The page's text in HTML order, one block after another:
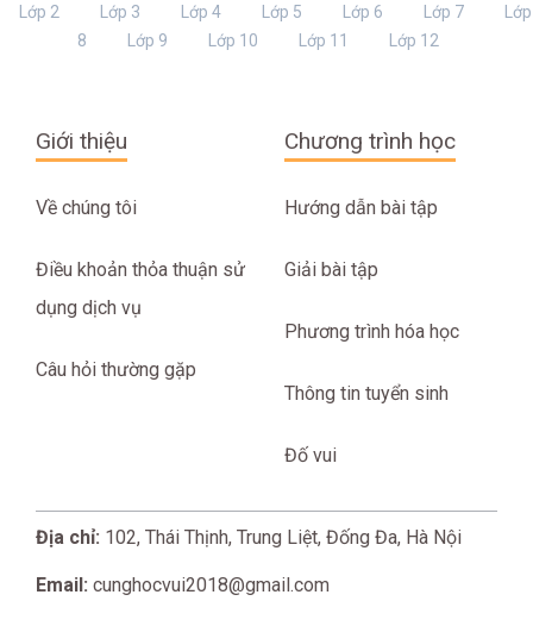
Lớp 2 Lớp 3 Lớp 4 Lớp 5 Lớp 6 Lớp 7
Lớp
8
Lớp 9 Lớp 10 Lớp 11 Lớp 12
Giới thiệu
Về chúng tôi
Điều khoản thỏa thuận sử
dụng dịch vụ
Câu hỏi thường gặp
Chương trình học
Hướng dẫn bài tập
Giải bài tập
Phương trình hóa học
Thông tin tuyển sinh
Đố vui
Địa chỉ: 102, Thái Thịnh, Trung Liệt, Đống Đa, Hà Nội
Email: cunghocvui2018@gmail.com